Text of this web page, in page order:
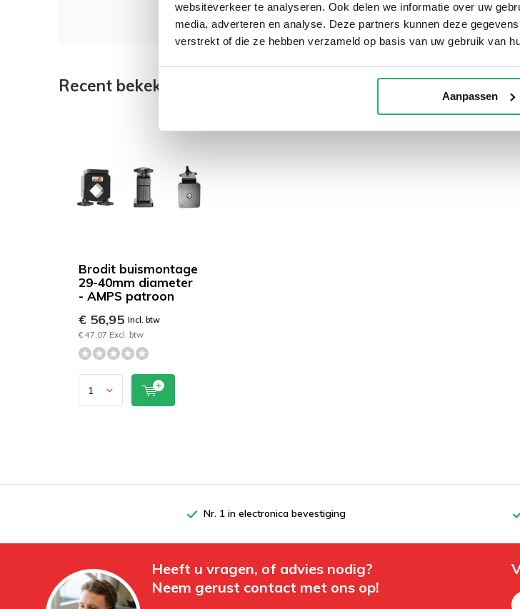
websiteverkeer te analyseren. Ook delen we informatie over uw
media, adverteren en analyse. Deze partners kunnen deze
verstrekt of die ze hebben verzameld op basis van uw gebruik van
Aanpassen
Recent bekeken
Brodit buismontage
29-40mm diameter
- AMPS patroon
€ 56,95 Incl. btw
€ 47,07 Excl. btw
Nr. 1 in electronica bevestiging
Heeft u vragen, of advies nodig?
Neem gerust contact met ons op!